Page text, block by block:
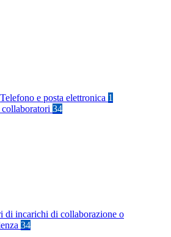
Telefono e posta elettronica 1
34
di incarichi di collaborazione o
34